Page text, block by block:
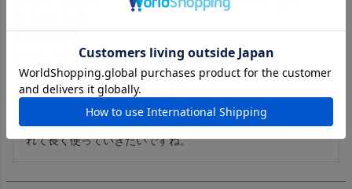
LC-193 （LC193） ソフトケース 【対応】ID-52 【ゆ】
2022/10/22
フィット感は文句なしです。質感もハードすぎずソフトすぎ
ず持った感覚も良好です。各種端子部がすでに開口されてい
るのも便利です。スマホと一緒で、大切なものはケースに入
れて長く使っていきたいですね。